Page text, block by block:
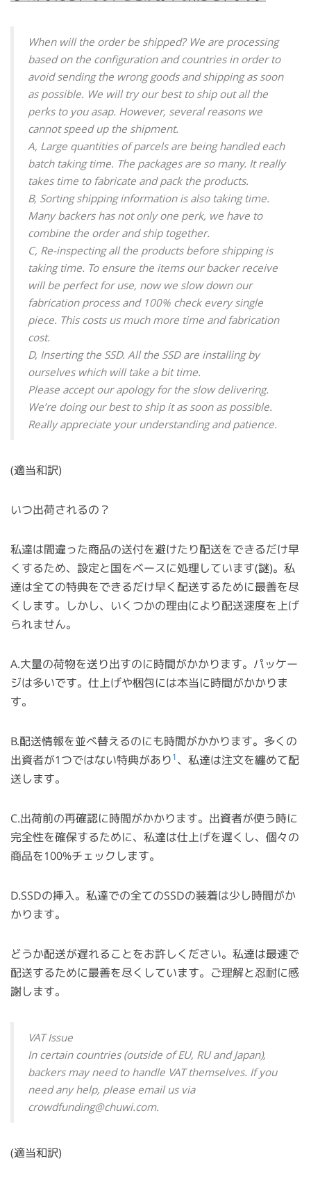
When will the order be shipped? We are processing
based on the configuration and countries in order to
avoid sending the wrong goods and shipping as soon
as possible. We will try our best to ship out all the
perks to you asap. However, several reasons we
cannot speed up the shipment.
A, Large quantities of parcels are being handled each
batch taking time. The packages are so many. It really
takes time to fabricate and pack the products.
B, Sorting shipping information is also taking time.
Many backers has not only one perk, we have to
combine the order and ship together.
C, Re-inspecting all the products before shipping is
taking time. To ensure the items our backer receive
will be perfect for use, now we slow down our
fabrication process and 100% check every single
piece. This costs us much more time and fabrication
cost.
D, Inserting the SSD. All the SSD are installing by
ourselves which will take a bit time.
Please accept our apology for the slow delivering.
We’re doing our best to ship it as soon as possible.
Really appreciate your understanding and patience.
(適当和訳)
いつ出荷されるの？
私達は間違った商品の送付を避けたり配送をできるだけ早
くするため、設定と国をベースに処理しています(謎)。私
達は全ての特典をできるだけ早く配送するために最善を尽
くします。しかし、いくつかの理由により配送速度を上げ
られません。
A.大量の荷物を送り出すのに時間がかかります。パッケー
ジは多いです。仕上げや梱包には本当に時間がかかりま
す。
B.配送情報を並べ替えるのにも時間がかかります。多くの
出資者が1つではない特典があり 1 、私達は注文を纏めて配
送します。
C.出荷前の再確認に時間がかかります。出資者が使う時に
完全性を確保するために、私達は仕上げを遅くし、個々の
商品を100%チェックします。
D.SSDの挿入。私達での全てのSSDの装着は少し時間がか
かります。
どうか配送が遅れることをお許しください。私達は最速で
配送するために最善を尽くしています。ご理解と忍耐に感
謝します。
VAT Issue
In certain countries (outside of EU, RU and Japan),
backers may need to handle VAT themselves. If you
need any help, please email us via
crowdfunding@chuwi.com.
(適当和訳)